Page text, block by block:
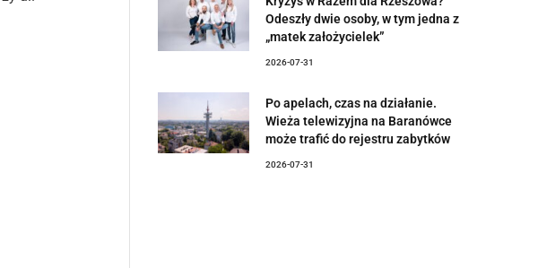
Odeszły dwie osoby, w tym jedna z
„matek założycielek”
2026-07-31
Po apelach, czas na działanie.
Wieża telewizyjna na Baranówce
może trafić do rejestru zabytków
2026-07-31